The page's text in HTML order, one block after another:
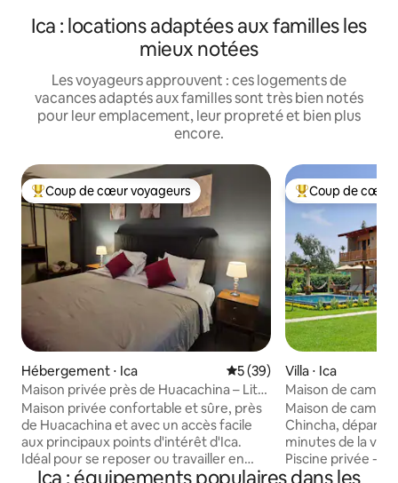
Ica : locations adaptées aux familles les
mieux notées
Les voyageurs approuvent : ces logements de
vacances adaptés aux familles sont très bien notés
pour leur emplacement, leur propreté et bien plus
encore.
Coups de cœur voyageurs les plus appréciés
Coup de cœur voyageurs
Hébergement ⋅ Ica Évaluation moyenne sur la
5 (39)
Maison privée près de Huacachina – Lit
King – Clim
Maison privée confortable et sûre, près
de Huacachina et avec un accès facile
aux principaux points d'intérêt d'Ica.
Idéal pour se reposer ou travailler en
toute tranquillité. Il dispose de 2
Coups de cœur
Coup de cœur
Villa ⋅ Ica
Maison de
Chincha
Maison de
Chincha,
minutes de la ville
Piscine privée -
pour 8 personnes